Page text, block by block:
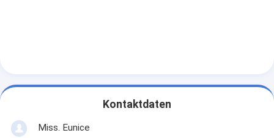
Kontaktdaten
Miss. Eunice